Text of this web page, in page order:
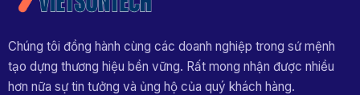
Chúng tôi đồng hành cùng các doanh nghiệp trong sứ mệnh
tạo dựng thương hiệu bền vững. Rất mong nhận được nhiều
hơn nữa sự tin tưởng và ủng hộ của quý khách hàng.